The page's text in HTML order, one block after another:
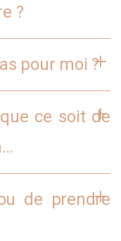
?
pour moi ?
ce soit de
de prendre